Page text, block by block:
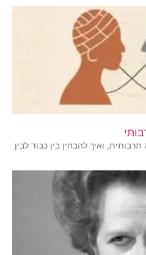
ואיך להבחין בין כבוד לבין